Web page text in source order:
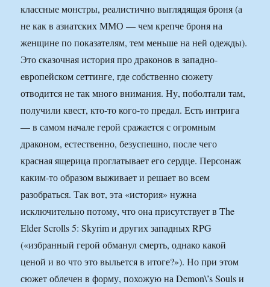
классные монстры, реалистично выглядящая броня (а
не как в азиатских ММО — чем крепче броня на
женщине по показателям, тем меньше на ней одежды).
Это сказочная история про драконов в западно-
европейском сеттинге, где собственно сюжету
отводится не так много внимания. Ну, поболтали там,
получили квест, кто-то кого-то предал. Есть интрига
— в самом начале герой сражается с огромным
драконом, естественно, безуспешно, после чего
красная ящерица проглатывает его сердце. Персонаж
каким-то образом выживает и решает во всем
разобраться. Так вот, эта «история» нужна
исключительно потому, что она присутствует в The
Elder Scrolls 5: Skyrim и других западных RPG
(«избранный герой обманул смерть, однако какой
ценой и во что это выльется в итоге?»). Но при этом
сюжет облечен в форму, похожую на Demon\’s Souls и